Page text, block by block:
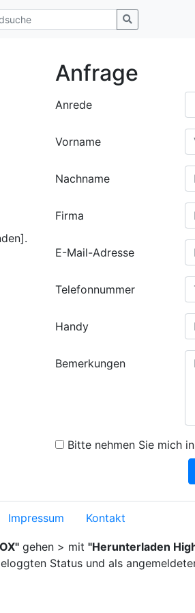
Anfrage
Anrede
Vorname
Nachname
Firma
E-Mail-Adresse
Telefonnummer
Handy
Bemerkungen
Bitte nehmen Sie mich
Impressum Kontakt
gehen > mit "Herunterladen
Status und als